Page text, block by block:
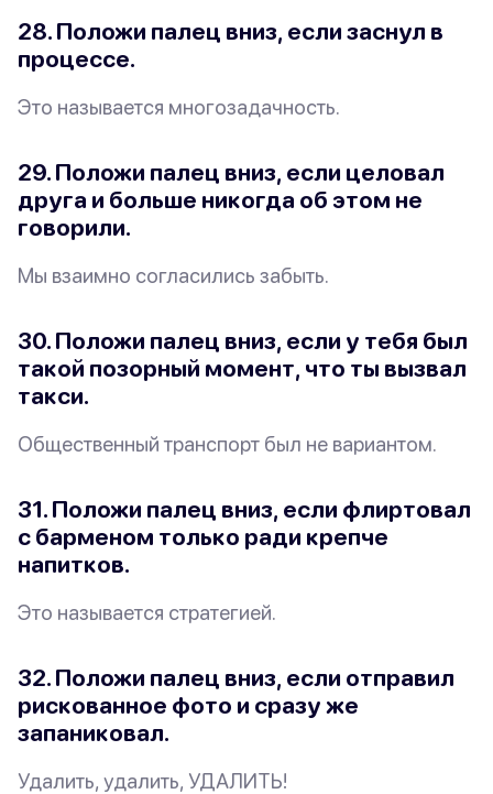
28. Положи палец вниз, если заснул в
процессе.
Это называется многозадачность.
29. Положи палец вниз, если целовал
друга и больше никогда об этом не
говорили.
Мы взаимно согласились забыть.
30. Положи палец вниз, если у тебя был
такой позорный момент, что ты вызвал
такси.
Общественный транспорт был не вариантом.
31. Положи палец вниз, если флиртовал
с барменом только ради крепче
напитков.
Это называется стратегией.
32. Положи палец вниз, если отправил
рискованное фото и сразу же
запаниковал.
Удалить, удалить, УДАЛИТЬ!